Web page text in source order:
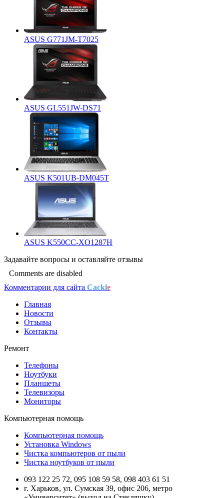
ASUS G771JM-T7025
ASUS GL551JW-DS71
ASUS K501UB-DM045T
ASUS K550CC-XO1287H
Задавайте вопросы и оставляйте отзывы
Comments are disabled
Комментарии для сайта Cackle
Главная
Новости
Отзывы
Контакты
Ремонт
Телефоны
Ноутбуки
Планшеты
Телевизоры
Мониторы
Компьютерная помощь
Компьютерная помощь
Установка Windows
Чистка компьютеров от пыли
Чистка ноутбуков от пыли
093 122 25 72, 095 108 59 58, 098 403 61 51
г. Харьков, ул. Сумская 39, офис 206, метро